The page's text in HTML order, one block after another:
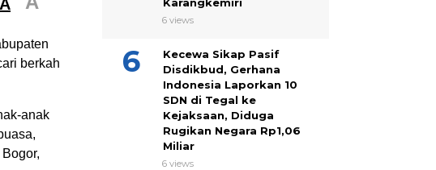
A
berkah
anak
6 views
Kecewa Sikap Pasif
Disdikbud, Gerhana
Indonesia Laporkan 10
SDN di Tegal ke
Kejaksaan, Diduga
Rugikan Negara Rp1,06
Miliar
6 views